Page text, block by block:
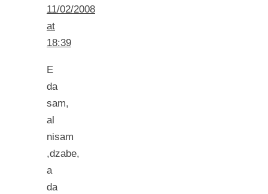
11/02/2008
at
18:39
E
da
sam,
al
nisam
,dzabe,
a
da